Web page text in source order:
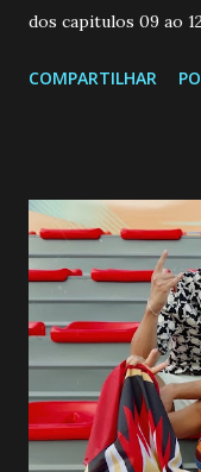
dos capitulos 09 ao
a Programação
confessa a Gabriel
pessoa que ela tanto
entra no quarto de
encontro deles,
Paula sobre a
Rogerio consegue
desaparecimento de
ter sido vítima da
COMPARTILHAR